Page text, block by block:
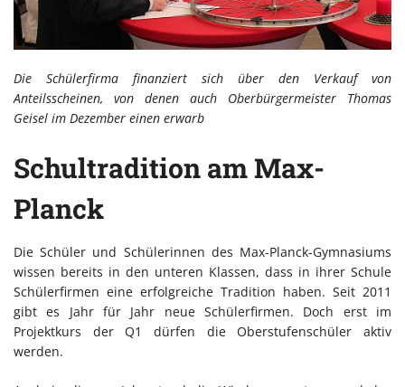
Die Schülerfirma finanziert sich über den Verkauf von
Anteilsscheinen, von denen auch Oberbürgermeister Thomas
Geisel im Dezember einen erwarb
Schultradition am Max-
Planck
Die Schüler und Schülerinnen des Max-Planck-Gymnasiums
wissen bereits in den unteren Klassen, dass in ihrer Schule
Schülerfirmen eine erfolgreiche Tradition haben. Seit 2011
gibt es Jahr für Jahr neue Schülerfirmen. Doch erst im
Projektkurs der Q1 dürfen die Oberstufenschüler aktiv
werden.